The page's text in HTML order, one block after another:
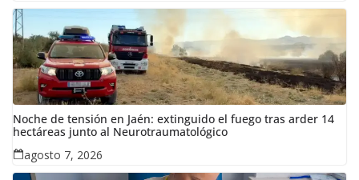
Noche de tensión en Jaén: extinguido el fuego tras arder 14
hectáreas junto al Neurotraumatológico
agosto 7, 2026